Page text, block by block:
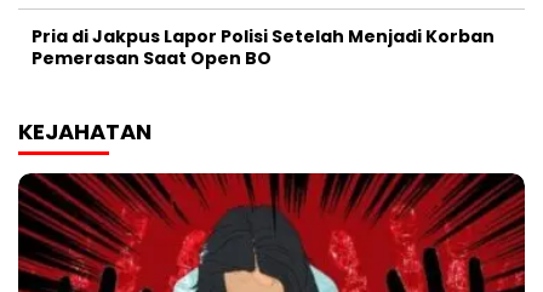
Pria di Jakpus Lapor Polisi Setelah Menjadi Korban
Pemerasan Saat Open BO
KEJAHATAN